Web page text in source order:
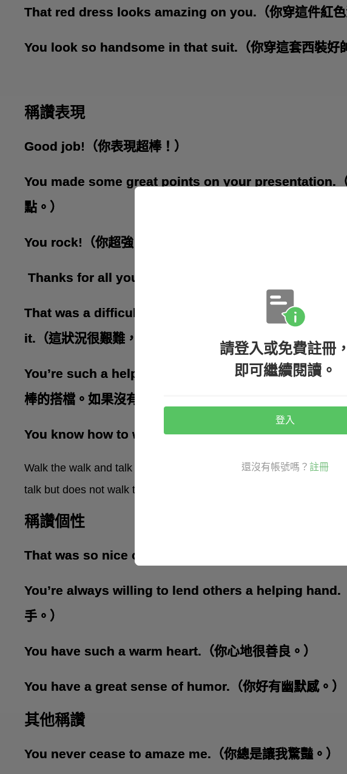
That red dress looks amazing on you.（你穿這件紅色
You look so handsome in that suit.（你穿這套西裝好
稱讚表現
Good job!（你表現超棒！）
You made some great points on your presentation.（
點。）
You rock!（你超強！）
Thanks for all your hard work this month.（謝謝你這
That was a difficult situation, and I’m so impressed
it.（這狀況很艱難，但你處理的方式真的讓我很印象深刻
You’re such a helpful partner. I couldn’t do all this
棒的搭檔。如果沒有你我沒辦法完成這些事情。）
You know how to walk the walk and talk the talk.（你
Walk the walk and talk the talk 是「說到做到」的意思，如果有人
talk but does not walk the walk。
稱讚個性
That was so nice of you to help me.（你人真好幫我一
You’re always willing to lend others a helping hand.
手。）
You have such a warm heart.（你心地很善良。）
You have a great sense of humor.（你好有幽默感。）
其他稱讚
You never cease to amaze me.（你總是讓我驚豔。）
請登入或免費註冊，
即可繼續閱讀。
登入
還沒有帳號嗎？ 註冊